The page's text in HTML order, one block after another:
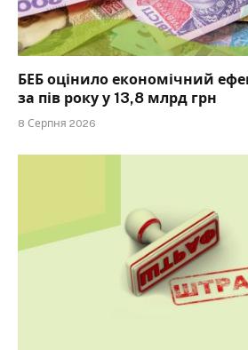
БЕБ оцінило економічний
за пів року у 13,8 млрд грн
8 Серпня 2026